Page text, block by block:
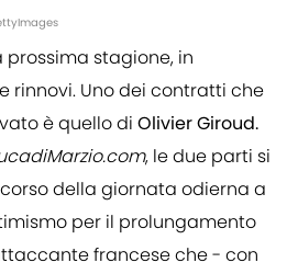
prossima stagione, in
rinnovi. Uno dei contratti che
è quello di Olivier Giroud.
, le due parti si
della giornata odierna a
per il prolungamento
francese che - con